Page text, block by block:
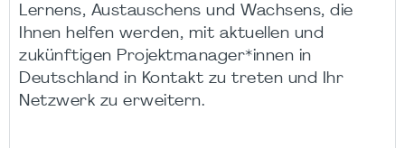
Lernens, Austauschens und Wachsens, die
Ihnen helfen werden, mit aktuellen und
zukünftigen Projektmanager*innen in
Deutschland in Kontakt zu treten und Ihr
Netzwerk zu erweitern.